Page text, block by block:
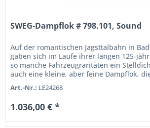
SWEG-Dampflok # 798.101, Sound
Auf der romantischen Jagsttalbahn in
gaben sich im Laufe ihrer langen 125-
so manche Fahrzeugraritäten ein
auch eine kleine, aber feine Dampflok,
Art.-Nr.: LE24268
1.036,00 € *